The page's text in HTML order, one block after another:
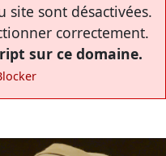
site sont désactivées.
correctement.
sur ce domaine.